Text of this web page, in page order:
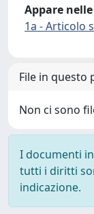
Appare
1a - Articolo
File in questo
Non ci sono
I documenti
tutti i diritti
indicazione.